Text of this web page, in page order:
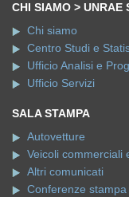
CHI SIAMO > UNRAE
Chi siamo
Centro Studi e
Ufficio Analisi e
Ufficio Servizi
SALA STAMPA
Autovetture
Veicoli commerciali
Altri comunicati
Conferenze stampa